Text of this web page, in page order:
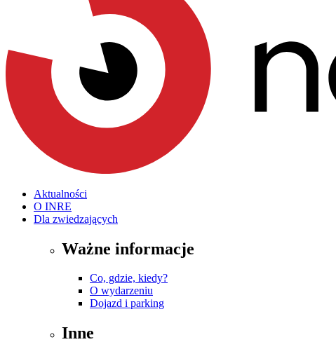
Aktualności
O INRE
Dla zwiedzających
Ważne informacje
Co, gdzie, kiedy?
O wydarzeniu
Dojazd i parking
Inne